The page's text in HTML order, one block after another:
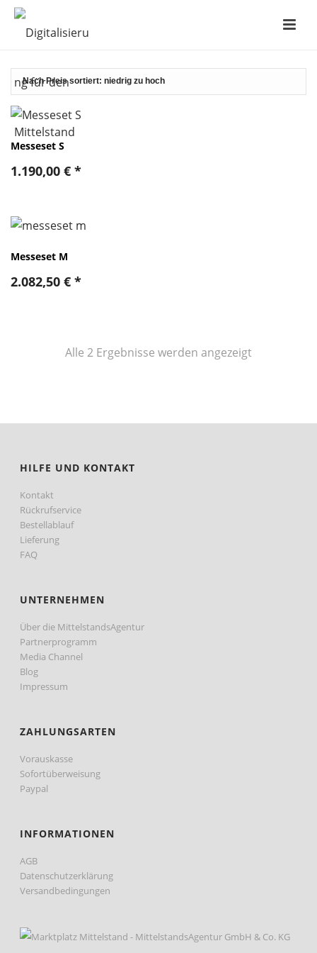
Messeset S
1.190,00 € *
Messeset M
2.082,50 € *
Alle 2 Ergebnisse werden angezeigtNach
HILFE UND KONTAKT
Kontakt
Rückrufservice
Bestellablauf
Lieferung
FAQ
UNTERNEHMEN
Über die MittelstandsAgentur
Partnerprogramm
Media Channel
Blog
Impressum
ZAHLUNGSARTEN
Vorauskasse
Sofortüberweisung
Paypal
INFORMATIONEN
AGB
Datenschutzerklärung
Versandbedingungen